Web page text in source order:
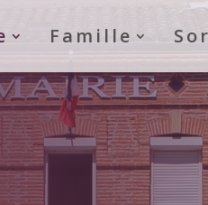
Famille